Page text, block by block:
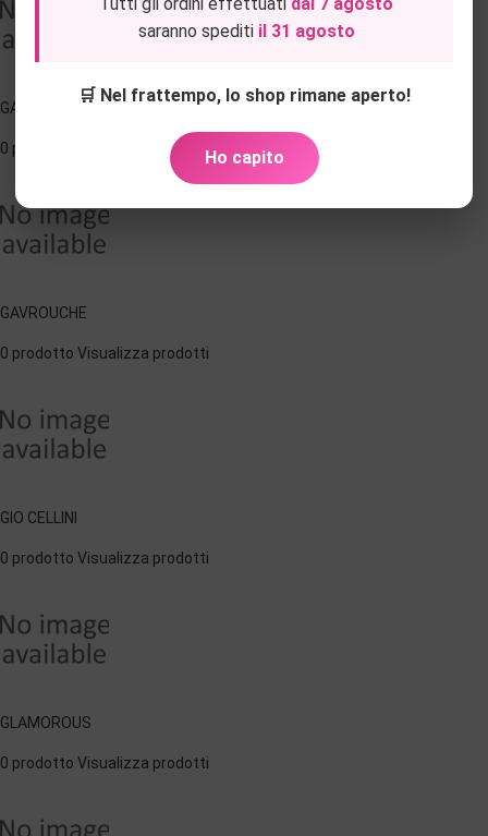
GAVROCHE
0 prodotto Visualizza prodotti
GAVROUCHE
0 prodotto Visualizza prodotti
GIO CELLINI
0 prodotto Visualizza prodotti
GLAMOROUS
0 prodotto Visualizza prodotti
saranno spediti il 31 agosto
🛒 Nel frattempo, lo shop rimane aperto!
Ho capito